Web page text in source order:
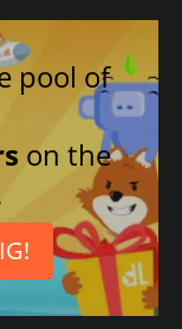
pool of
on the